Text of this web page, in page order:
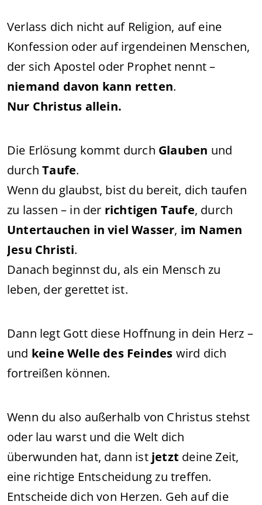
Verlass dich nicht auf Religion, auf eine
Konfession oder auf irgendeinen Menschen,
der sich Apostel oder Prophet nennt –
niemand davon kann retten.
Nur Christus allein.
Die Erlösung kommt durch Glauben und
durchTaufe.
Wenn du glaubst, bist du bereit, dich taufen
zu lassen – in der richtigen Taufe, durch
Untertauchen in viel Wasser, im Namen
Jesu Christi.
Danach beginnst du, als ein Mensch zu
leben, der gerettet ist.
Dann legt Gott diese Hoffnung in dein Herz –
und keine Welle des Feindes wird dich
fortreißen können.
Wenn du also außerhalb von Christus stehst
oder lau warst und die Welt dich
überwunden hat, dann ist jetzt deine Zeit,
eine richtige Entscheidung zu treffen.
Entscheide dich von Herzen. Geh auf die